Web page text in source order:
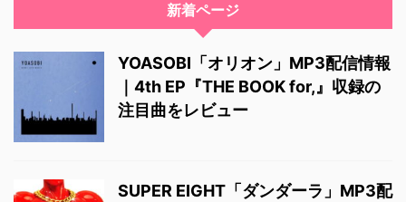
新着ページ
YOASOBI「オリオン」MP3配信情報
｜4th EP『THE BOOK for,』収録の
注目曲をレビュー
SUPER EIGHT「ダンダーラ」MP3配